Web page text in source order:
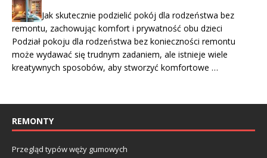
Jak skutecznie podzielić pokój dla rodzeństwa bez
remontu, zachowując komfort i prywatność obu dzieci
Podział pokoju dla rodzeństwa bez konieczności remontu
może wydawać się trudnym zadaniem, ale istnieje wiele
kreatywnych sposobów, aby stworzyć komfortowe …
REMONTY
Przegląd typów węży gumowych